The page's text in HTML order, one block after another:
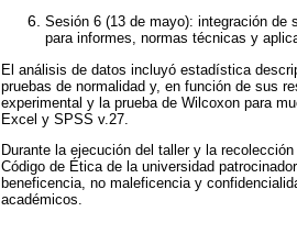
Sesión 6 (13 de mayo): integración de
para informes, normas técnicas y
El análisis de datos incluyó estadística
pruebas de normalidad y, en función de sus
experimental y la prueba de Wilcoxon para
Excel y SPSS v.27.
Durante la ejecución del taller y la
Código de Ética de la universidad
beneficencia, no maleficencia y
académicos.